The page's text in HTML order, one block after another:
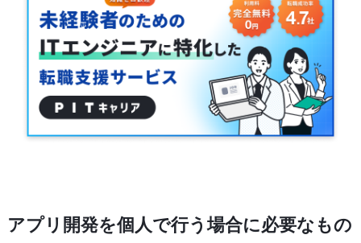
アプリ開発を個人で行う場合に必要なもの